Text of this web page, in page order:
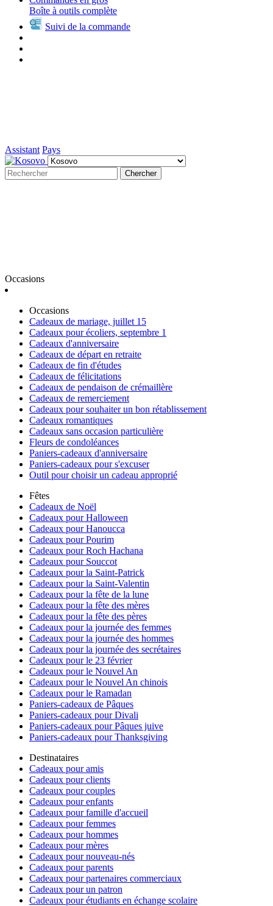
Boîte à outils complète
Suivi de la commande
Assistant Pays
Chercher
Occasions
Occasions
Cadeaux de mariage, juillet 15
Cadeaux pour écoliers, septembre 1
Cadeaux d'anniversaire
Cadeaux de départ en retraite
Cadeaux de fin d'études
Cadeaux de félicitations
Cadeaux de pendaison de crémaillère
Cadeaux de remerciement
Cadeaux pour souhaiter un bon rétablissement
Cadeaux romantiques
Cadeaux sans occasion particulière
Fleurs de condoléances
Paniers-cadeaux d'anniversaire
Paniers-cadeaux pour s'excuser
Outil pour choisir un cadeau approprié
Fêtes
Cadeaux de Noël
Cadeaux pour Halloween
Cadeaux pour Hanoucca
Cadeaux pour Pourim
Cadeaux pour Roch Hachana
Cadeaux pour Souccot
Cadeaux pour la Saint-Patrick
Cadeaux pour la Saint-Valentin
Cadeaux pour la fête de la lune
Cadeaux pour la fête des mères
Cadeaux pour la fête des pères
Cadeaux pour la journée des femmes
Cadeaux pour la journée des hommes
Cadeaux pour la journée des secrétaires
Cadeaux pour le 23 février
Cadeaux pour le Nouvel An
Cadeaux pour le Nouvel An chinois
Cadeaux pour le Ramadan
Paniers-cadeaux de Pâques
Paniers-cadeaux pour Divali
Paniers-cadeaux pour Pâques juive
Paniers-cadeaux pour Thanksgiving
Destinataires
Cadeaux pour amis
Cadeaux pour clients
Cadeaux pour couples
Cadeaux pour enfants
Cadeaux pour famille d'accueil
Cadeaux pour femmes
Cadeaux pour hommes
Cadeaux pour mères
Cadeaux pour nouveau-nés
Cadeaux pour parents
Cadeaux pour partenaires commerciaux
Cadeaux pour un patron
Cadeaux pour étudiants en échange scolaire